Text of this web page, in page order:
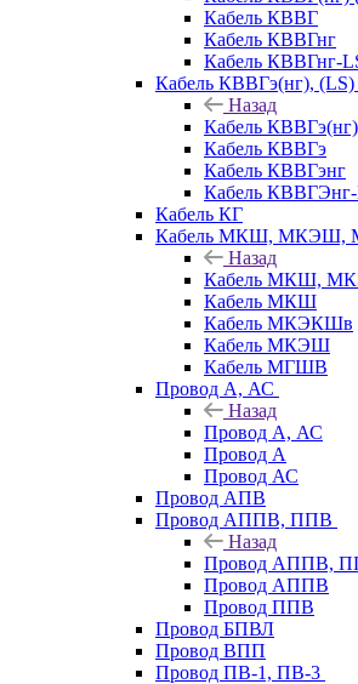
Кабель КВВГ
Кабель КВВГнг
Кабель КВВГнг-
Кабель КВВГэ(нг), (LS)
Назад
Кабель
Кабель КВВГэ
Кабель КВВГэнг
Кабель
Кабель КГ
Кабель МКШ, МКЭШ,
Назад
Кабель МКШ,
Кабель МКШ
Кабель МКЭКШв
Кабель МКЭШ
Кабель МГШВ
Провод А, АС
Назад
Провод А, АС
Провод А
Провод АС
Провод АПВ
Провод АППВ, ППВ
Назад
Провод АППВ,
Провод АППВ
Провод ППВ
Провод БПВЛ
Провод ВПП
Провод ПВ-1, ПВ-3